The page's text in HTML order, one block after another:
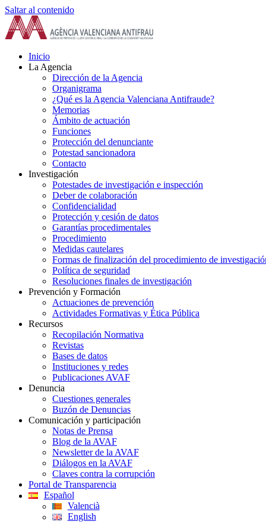
Saltar al contenido
Inicio
La Agencia
Dirección de la Agencia
Organigrama
¿Qué es la Agencia Valenciana Antifraude?
Memorias
Ámbito de actuación
Funciones
Protección del denunciante
Potestad sancionadora
Contacto
Investigación
Potestades de investigación e inspección
Deber de colaboración
Confidencialidad
Protección y cesión de datos
Garantías procedimentales
Procedimiento
Medidas cautelares
Formas de finalización del procedimiento de
Política de seguridad
Resoluciones finales de investigación
Prevención y Formación
Actuaciones de prevención
Actividades Formativas y Ética Pública
Recursos
Recopilación Normativa
Revistas
Bases de datos
Instituciones y redes
Publicaciones AVAF
Denuncia
Cuestiones generales
Buzón de Denuncias
Comunicación y participación
Notas de Prensa
Blog de la AVAF
Newsletter de la AVAF
Diálogos en la AVAF
Claves contra la corrupción
Portal de Transparencia
Español
Valencià
English